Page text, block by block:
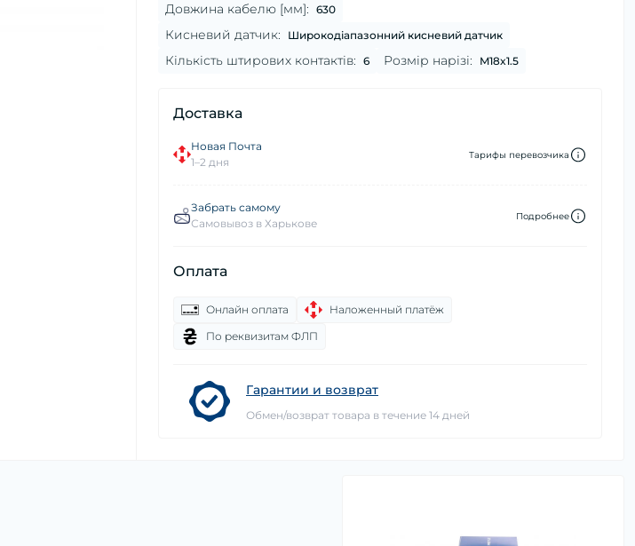
Довжина кабелю [мм]: 630
Кисневий датчик: Широкодіапазонний кисневий датчик
Кількість штирових контактів: 6 Розмір нарізі: M18x1.5
Доставка
Новая Почта
1–2 дня
Тарифы перевозчика
Забрать самому
Самовывоз в Харькове
Подробнее
Оплата
Онлайн оплата
Наложенный платёж
По реквизитам ФЛП
Гарантии и возврат
Обмен/возврат товара в течение 14 дней